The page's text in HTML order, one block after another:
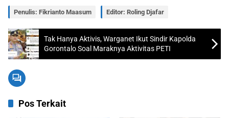
Penulis: Fikrianto Maasum Editor: Roling Djafar
Tak Hanya Aktivis, Warganet Ikut Sindir Kapolda
Gorontalo Soal Maraknya Aktivitas PETI
Pos Terkait